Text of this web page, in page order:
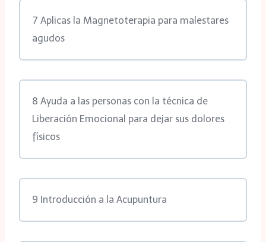
7 Aplicas la Magnetoterapia para malestares
agudos
8 Ayuda a las personas con la técnica de
Liberación Emocional para dejar sus dolores
físicos
9 Introducción a la Acupuntura